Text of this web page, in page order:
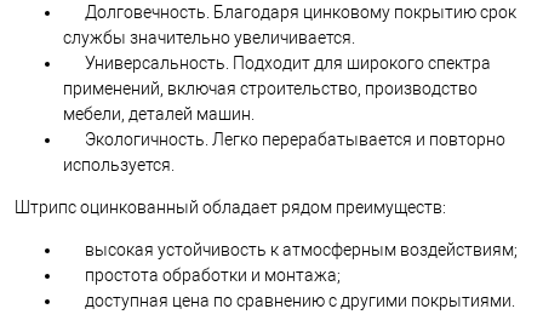
Долговечность. Благодаря цинковому покрытию срок
службы значительно увеличивается.
Универсальность. Подходит для широкого спектра
применений, включая строительство, производство
мебели, деталей машин.
Экологичность. Легко перерабатывается и повторно
используется.
Штрипс оцинкованный обладает рядом преимуществ:
высокая устойчивость к атмосферным воздействиям;
простота обработки и монтажа;
доступная цена по сравнению с другими покрытиями.